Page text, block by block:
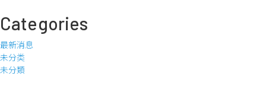
Categories
最新消息
未分类
未分類